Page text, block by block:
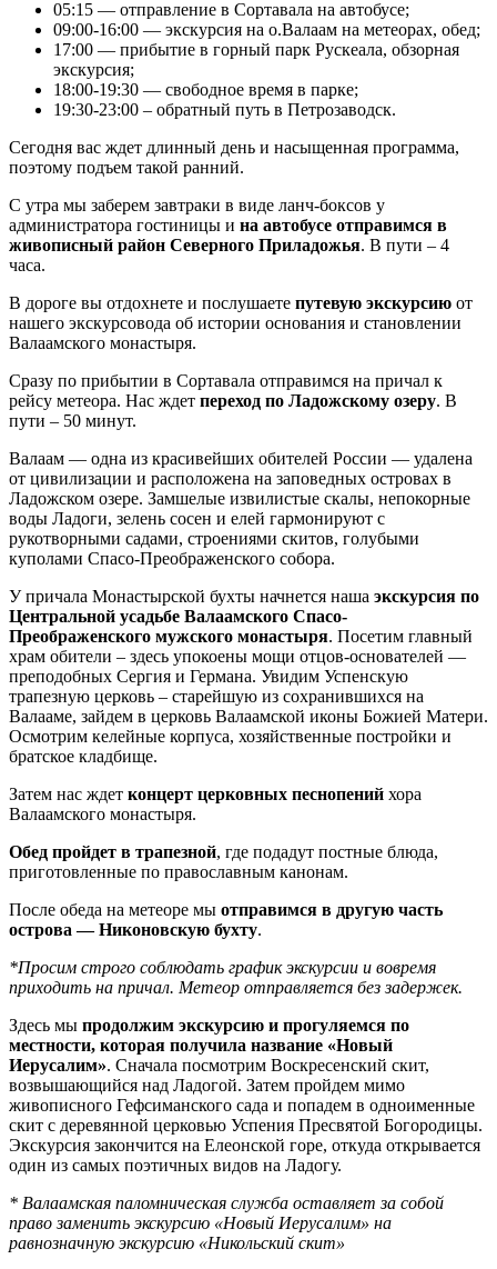
05:15 — отправление в Сортавала на автобусе;
09:00-16:00 — экскурсия на о.Валаам на метеорах, обед;
17:00 — прибытие в горный парк Рускеала, обзорная
экскурсия;
18:00-19:30 — свободное время в парке;
19:30-23:00 – обратный путь в Петрозаводск.
Сегодня вас ждет длинный день и насыщенная программа,
поэтому подъем такой ранний.
С утра мы заберем завтраки в виде ланч-боксов у
администратора гостиницы и на автобусе отправимся в
живописный район Северного Приладожья. В пути – 4
часа.
В дороге вы отдохнете и послушаете путевую экскурсию от
нашего экскурсовода об истории основания и становлении
Валаамского монастыря.
Сразу по прибытии в Сортавала отправимся на причал к
рейсу метеора. Нас ждет переход по Ладожскому озеру. В
пути – 50 минут.
Валаам — одна из красивейших обителей России — удалена
от цивилизации и расположена на заповедных островах в
Ладожском озере. Замшелые извилистые скалы, непокорные
воды Ладоги, зелень сосен и елей гармонируют с
рукотворными садами, строениями скитов, голубыми
куполами Спасо-Преображенского собора.
У причала Монастырской бухты начнется наша экскурсия по
Центральной усадьбе Валаамского Спасо-
Преображенского мужского монастыря. Посетим главный
храм обители – здесь упокоены мощи отцов-основателей —
преподобных Сергия и Германа. Увидим Успенскую
трапезную церковь – старейшую из сохранившихся на
Валааме, зайдем в церковь Валаамской иконы Божией Матери.
Осмотрим келейные корпуса, хозяйственные постройки и
братское кладбище.
Затем нас ждет концерт церковных песнопений хора
Валаамского монастыря.
Обед пройдет в трапезной, где подадут постные блюда,
приготовленные по православным канонам.
После обеда на метеоре мы отправимся в другую часть
острова — Никоновскую бухту.
*Просим строго соблюдать график экскурсии и вовремя
приходить на причал. Метеор отправляется без задержек.
Здесь мы продолжим экскурсию и прогуляемся по
местности, которая получила название «Новый
Иерусалим». Сначала посмотрим Воскресенский скит,
возвышающийся над Ладогой. Затем пройдем мимо
живописного Гефсиманского сада и попадем в одноименные
скит с деревянной церковью Успения Пресвятой Богородицы.
Экскурсия закончится на Елеонской горе, откуда открывается
один из самых поэтичных видов на Ладогу.
* Валаамская паломническая служба оставляет за собой
право заменить экскурсию «Новый Иерусалим» на
равнозначную экскурсию «Никольский скит»